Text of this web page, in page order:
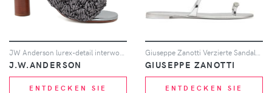
JW Anderson lurex-detail interwoven sandals - Grau
J.W.ANDERSON
ENTDECKEN SIE
Giuseppe Zanotti Verzierte Sandalen - Silber
GIUSEPPE ZANOTTI
ENTDECKEN SIE